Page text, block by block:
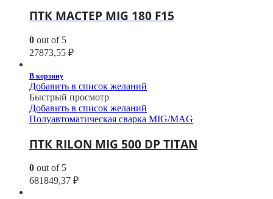
ПТК МАСТЕР MIG 180 F15
0 out of 5
27873,55 ₽
В корзину
Добавить в список желаний
Быстрый просмотр
Добавить в список желаний
Полуавтоматическая сварка MIG/MAG
ПТК RILON MIG 500 DP TITAN
0 out of 5
681849,37 ₽